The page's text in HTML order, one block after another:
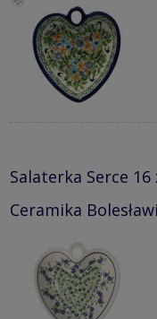
Salaterka Serce 16
Ceramika